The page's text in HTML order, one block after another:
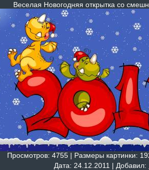
Веселая Новогодняя открытка со
Просмотров: 4755 | Размеры картинки:
Дата: 24.12.2011 | Добавил: